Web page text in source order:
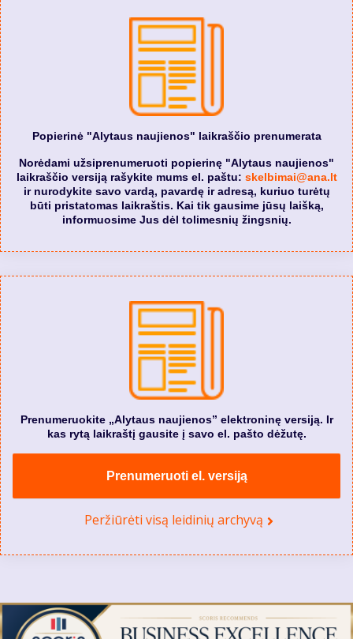
Popierinė "Alytaus naujienos" laikraščio prenumerata
Norėdami užsiprenumeruoti popierinę "Alytaus naujienos"
laikraščio versiją rašykite mums el. paštu: skelbimai@ana.lt
ir nurodykite savo vardą, pavardę ir adresą, kuriuo turėtų
būti pristatomas laikraštis. Kai tik gausime jūsų laišką,
informuosime Jus dėl tolimesnių žingsnių.
Prenumeruokite „Alytaus naujienos” elektroninę versiją. Ir
kas rytą laikraštį gausite į savo el. pašto dėžutę.
Prenumeruoti el. versiją
Peržiūrėti visą leidinių archyvą